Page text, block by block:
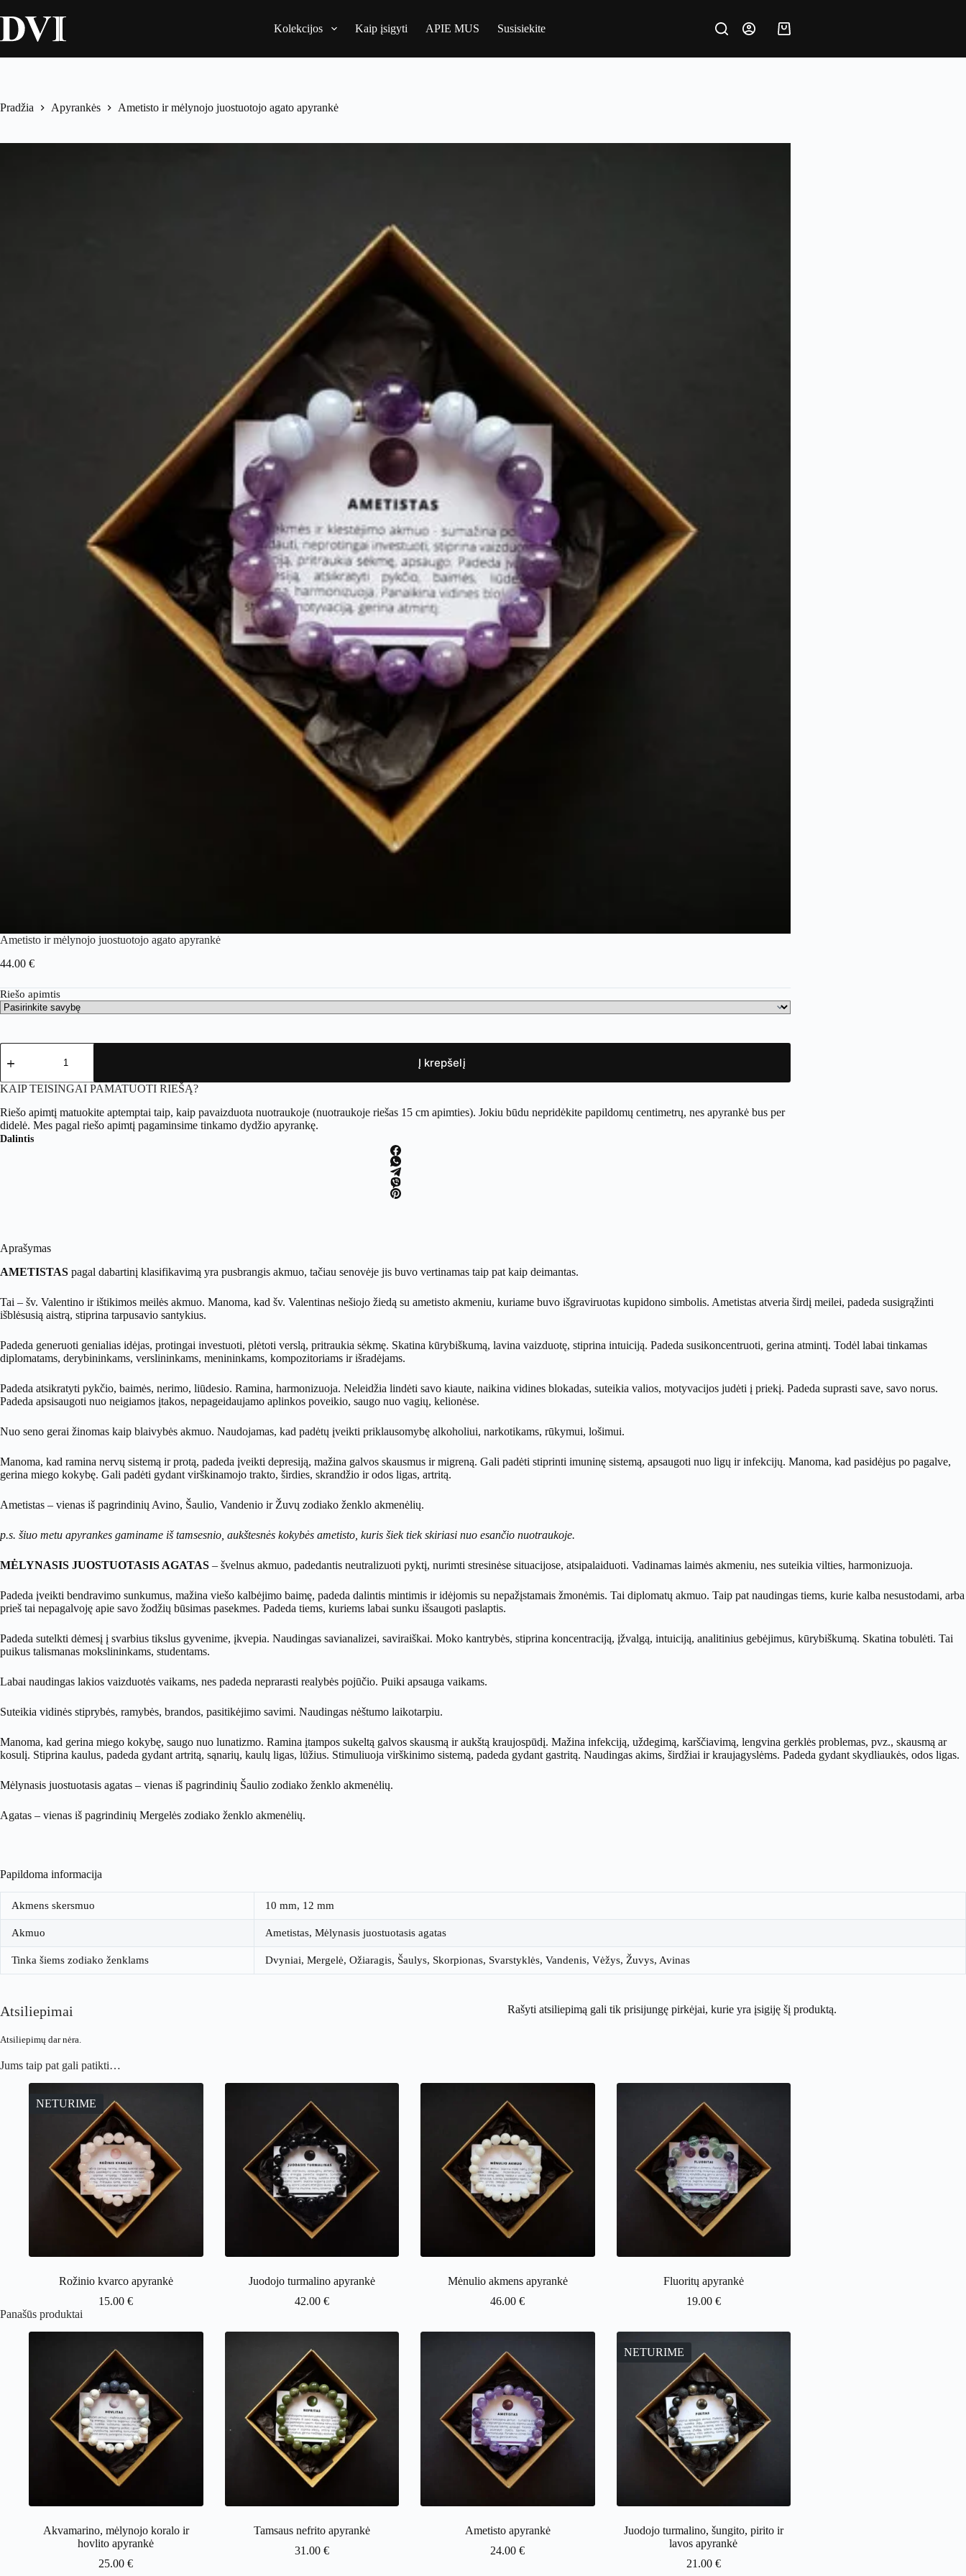
to
content
Kolekcijos Kaip įsigyti APIE MUS Susisiekite Krepšelis
Pradžia Apyrankės Ametisto ir mėlynojo juostuotojo agato apyrankė
Ametisto ir mėlynojo juostuotojo agato apyrankė
44.00 €
Riešo apimtis
produkto
kiekis:
ir
juostuotojo
agato
apyrankė
Į krepšelį
KAIP TEISINGAI PAMATUOTI RIEŠĄ?
Riešo apimtį matuokite aptemptai taip, kaip pavaizduota nuotraukoje (nuotraukoje riešas 15 cm apimties). Jokiu būdu nepridėkite papildomų centimetrų, nes apyrankė bus per
didelė. Mes pagal riešo apimtį pagaminsime tinkamo dydžio apyrankę.
Dalintis
Aprašymas
AMETISTAS pagal dabartinį klasifikavimą yra pusbrangis akmuo, tačiau senovėje jis buvo vertinamas taip pat kaip deimantas.
Tai – šv. Valentino ir ištikimos meilės akmuo. Manoma, kad šv. Valentinas nešiojo žiedą su ametisto akmeniu, kuriame buvo išgraviruotas kupidono simbolis. Ametistas atveria širdį meilei, padeda susigrąžinti
išblėsusią aistrą, stiprina tarpusavio santykius.
Padeda generuoti genialias idėjas, protingai investuoti, plėtoti verslą, pritraukia sėkmę. Skatina kūrybiškumą, lavina vaizduotę, stiprina intuiciją. Padeda susikoncentruoti, gerina atmintį. Todėl labai tinkamas
diplomatams, derybininkams, verslininkams, menininkams, kompozitoriams ir išradėjams.
Padeda atsikratyti pykčio, baimės, nerimo, liūdesio. Ramina, harmonizuoja. Neleidžia lindėti savo kiaute, naikina vidines blokadas, suteikia valios, motyvacijos judėti į priekį. Padeda suprasti save, savo norus.
Padeda apsisaugoti nuo neigiamos įtakos, nepageidaujamo aplinkos poveikio, saugo nuo vagių, kelionėse.
Nuo seno gerai žinomas kaip blaivybės akmuo. Naudojamas, kad padėtų įveikti priklausomybę alkoholiui, narkotikams, rūkymui, lošimui.
Manoma, kad ramina nervų sistemą ir protą, padeda įveikti depresiją, mažina galvos skausmus ir migreną. Gali padėti stiprinti imuninę sistemą, apsaugoti nuo ligų ir infekcijų. Manoma, kad pasidėjus po pagalve,
gerina miego kokybę. Gali padėti gydant virškinamojo trakto, širdies, skrandžio ir odos ligas, artritą.
Ametistas – vienas iš pagrindinių Avino, Šaulio, Vandenio ir Žuvų zodiako ženklo akmenėlių.
p.s. šiuo metu apyrankes gaminame iš tamsesnio, aukštesnės kokybės ametisto, kuris šiek tiek skiriasi nuo esančio nuotraukoje.
MĖLYNASIS JUOSTUOTASIS AGATAS – švelnus akmuo, padedantis neutralizuoti pyktį, nurimti stresinėse situacijose, atsipalaiduoti. Vadinamas laimės akmeniu, nes suteikia vilties, harmonizuoja.
Padeda įveikti bendravimo sunkumus, mažina viešo kalbėjimo baimę, padeda dalintis mintimis ir idėjomis su nepažįstamais žmonėmis. Tai diplomatų akmuo. Taip pat naudingas tiems, kurie kalba nesustodami, arba
prieš tai nepagalvoję apie savo žodžių būsimas pasekmes. Padeda tiems, kuriems labai sunku išsaugoti paslaptis.
Padeda sutelkti dėmesį į svarbius tikslus gyvenime, įkvepia. Naudingas savianalizei, saviraiškai. Moko kantrybės, stiprina koncentraciją, įžvalgą, intuiciją, analitinius gebėjimus, kūrybiškumą. Skatina tobulėti. Tai
puikus talismanas mokslininkams, studentams.
Labai naudingas lakios vaizduotės vaikams, nes padeda neprarasti realybės pojūčio. Puiki apsauga vaikams.
Suteikia vidinės stiprybės, ramybės, brandos, pasitikėjimo savimi. Naudingas nėštumo laikotarpiu.
Manoma, kad gerina miego kokybę, saugo nuo lunatizmo. Ramina įtampos sukeltą galvos skausmą ir aukštą kraujospūdį. Mažina infekciją, uždegimą, karščiavimą, lengvina gerklės problemas, pvz., skausmą ar
kosulį. Stiprina kaulus, padeda gydant artritą, sąnarių, kaulų ligas, lūžius. Stimuliuoja virškinimo sistemą, padeda gydant gastritą. Naudingas akims, širdžiai ir kraujagyslėms. Padeda gydant skydliaukės, odos ligas.
Mėlynasis juostuotasis agatas – vienas iš pagrindinių Šaulio zodiako ženklo akmenėlių.
Agatas – vienas iš pagrindinių Mergelės zodiako ženklo akmenėlių.
Papildoma informacija
Akmens skersmuo 10 mm, 12 mm
Akmuo Ametistas, Mėlynasis juostuotasis agatas
Tinka šiems zodiako ženklams Dvyniai, Mergelė, Ožiaragis, Šaulys, Skorpionas, Svarstyklės, Vandenis, Vėžys, Žuvys, Avinas
Atsiliepimai
Atsiliepimų dar nėra.
Rašyti atsiliepimą gali tik prisijungę pirkėjai, kurie yra įsigiję šį produktą.
Jums taip pat gali patikti…
NETURIME
Rožinio kvarco apyrankė
15.00€
Juodojo turmalino apyrankė
42.00 €
Mėnulio akmens apyrankė
46.00€
Fluoritų apyrankė
19.00 €
Panašūs produktai
Akvamarino, mėlynojo koralo ir
hovlito apyrankė
25.00€
Tamsaus nefrito apyrankė
31.00 €
Ametisto apyrankė
24.00€
NETURIME
Juodojo turmalino, šungito, pirito ir
lavos apyrankė
21.00 €